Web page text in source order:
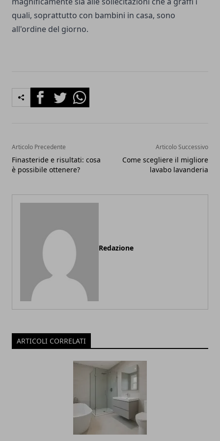
quali, soprattutto con bambini in casa, sono
all'ordine del giorno.
FacebookTwitterWhatsapp
Articolo Precedente
Finasteride e risultati: cosa
è possibile ottenere?
Articolo Successivo
Come scegliere il migliore
lavabo lavanderia
Redazione
ARTICOLI CORRELATI